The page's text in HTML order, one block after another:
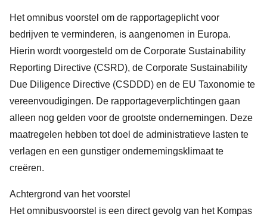
Het omnibus voorstel om de rapportageplicht voor
bedrijven te verminderen, is aangenomen in Europa.
Hierin wordt voorgesteld om de Corporate Sustainability
Reporting Directive (CSRD), de Corporate Sustainability
Due Diligence Directive (CSDDD) en de EU Taxonomie te
vereenvoudigingen. De rapportageverplichtingen gaan
alleen nog gelden voor de grootste ondernemingen. Deze
maatregelen hebben tot doel de administratieve lasten te
verlagen en een gunstiger ondernemingsklimaat te
creëren.
Achtergrond van het voorstel
Het omnibusvoorstel is een direct gevolg van het Kompas